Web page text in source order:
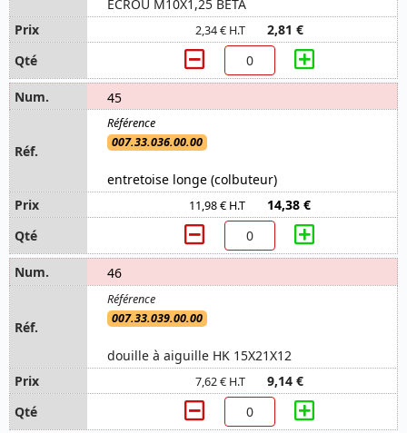
ECROU M10X1,25 BETA
2,34 € H.T 2,81 €
45
007.33.036.00.00
entretoise longe (colbuteur)
11,98 € H.T 14,38 €
46
007.33.039.00.00
douille à aiguille HK 15X21X12
7,62 € H.T 9,14 €